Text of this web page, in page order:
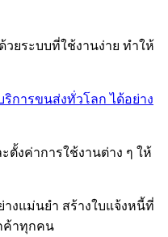
วยระบบที่ใช้งานง่าย ทำให้
การขนส่งทั่วโลก ได้อย่าง
ตั้งค่าการใช้งานต่าง ๆ ให้
งแม่นยำ สร้างใบแจ้งหนี้ที่
ค้าทุกคน